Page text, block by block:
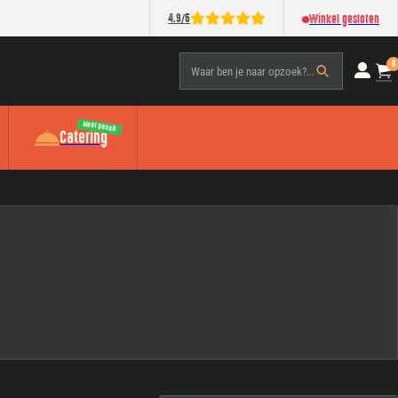
4.9/5 Winkel gesloten
Waar ben je naar opzoek?... 0
Catering
Meat Dennis